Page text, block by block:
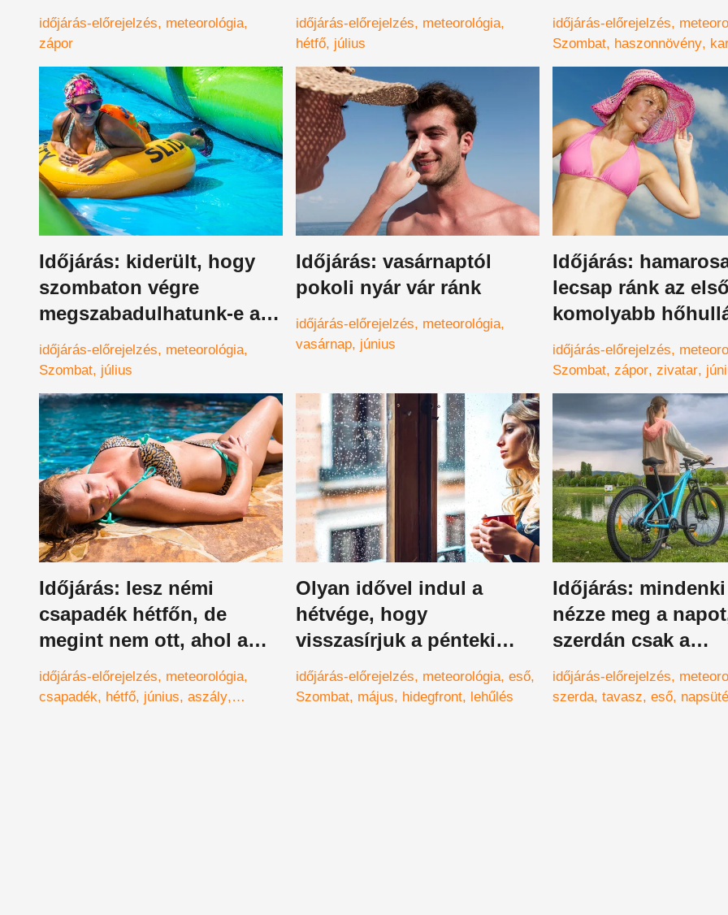
időjárás-előrejelzés
meteorológia
zápor
áldásból?
időjárás-előrejelzés
meteorológia
hétfő július
kapcsolatban
időjárás-előrejelzés
Szombat haszonnövény
Időjárás: kiderült, hogy
szombaton végre
megszabadulhatunk-e a
pokoli hőségtől
időjárás-előrejelzés
meteorológia
Szombat július
Időjárás: vasárnaptól
pokoli nyár vár ránk
időjárás-előrejelzés
meteorológia
vasárnap június
Időjárás:
lecsap ránk az első
komolyabb
előtte még valami
egészen más jön
időjárás-előrejelzés
Szombat zápor zivatar
Időjárás: lesz némi
csapadék hétfőn, de
megint nem ott, ahol a
legnagyobb szükség
volna rá
időjárás-előrejelzés
meteorológia
csapadék
hétfő június aszály
Olyan idővel indul a
hétvége, hogy
visszasírjuk a pénteki
szelet – részletes
időjárás-jelentés
időjárás-előrejelzés meteorológia eső
Szombat május hidegfront lehűlés
Időjárás:
nézze meg a
szerdán csak a
szerencsés helyen
láthatják
időjárás-előrejelzés
szerda tavasz eső